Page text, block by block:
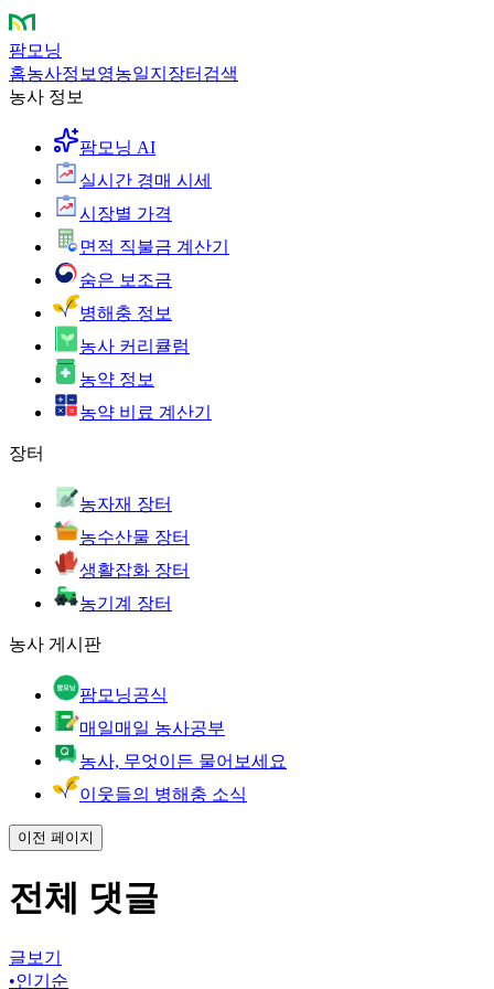
팜모닝
홈농사정보 영농일지 장터 검색
농사 정보
팜모닝 AI
실시간 경매 시세
시장별 가격
면적 직불금 계산기
숨은 보조금
병해충 정보
농사 커리큘럼
농약 정보
농약 비료 계산기
장터
농자재 장터
농수산물 장터
생활잡화 장터
농기계 장터
농사 게시판
팜모닝공식
매일매일 농사공부
농사, 무엇이든 물어보세요
이웃들의 병해충 소식
이전 페이지
전체 댓글
글보기
•인기순